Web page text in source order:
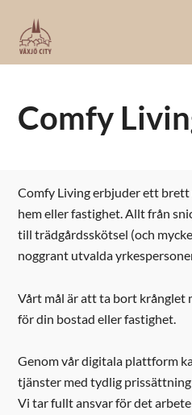
Comfy
Comfy Living erbjuder ett
hem eller fastighet. Allt från
till trädgårdsskötsel (och
noggrant utvalda
Vårt mål är att ta bort
för din bostad eller fastighet.
Genom vår digitala plattform
tjänster med tydlig
Vi tar fullt ansvar för det